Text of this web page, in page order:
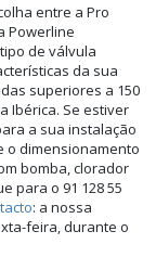
entre a Pro
Powerline
de válvula
da sua
superiores a 150
Ibérica. Se estiver
a sua instalação
o dimensionamento
bomba, clorador
para o 91 128 55
: a nossa
feira, durante o